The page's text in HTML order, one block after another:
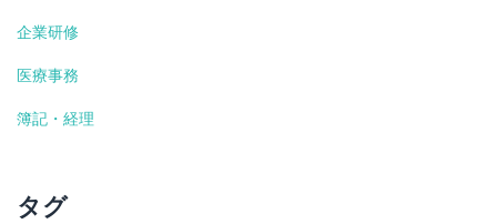
企業研修
医療事務
簿記・経理
タグ